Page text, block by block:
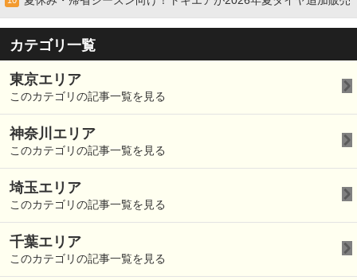
カテゴリ一覧
東京エリア
このカテゴリの記事一覧を見る
神奈川エリア
このカテゴリの記事一覧を見る
埼玉エリア
このカテゴリの記事一覧を見る
千葉エリア
このカテゴリの記事一覧を見る